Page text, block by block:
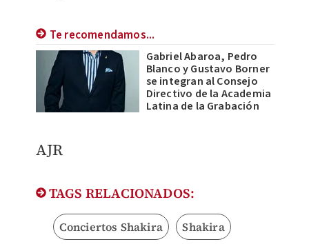
Te recomendamos...
Gabriel Abaroa, Pedro
Blanco y Gustavo Borner
se integran al Consejo
Directivo de la Academia
Latina de la Grabación
AJR
TAGS RELACIONADOS:
Conciertos Shakira Shakira